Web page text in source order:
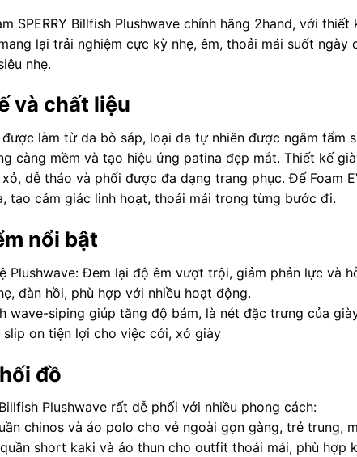
SPERRY Billfish Plushwave chính hãng 2hand, với
lại trải nghiệm cực kỳ nhẹ, êm, thoải mái suốt
nhẹ.
và chất liệu
được làm từ da bò sáp, loại da tự nhiên được ngâm tẩm
càng mềm và tạo hiệu ứng patina đẹp mắt. Thiết kế
dễ tháo và phối được đa dạng trang phục. Đế Foam
tạo cảm giác linh hoạt, thoải mái trong từng bước đi.
nổi bật
Plushwave: Đem lại độ êm vượt trội, giảm phản lực và
đàn hồi, phù hợp với nhiều hoạt động.
wave-siping giúp tăng độ bám, là nét đặc trưng của
slip on tiện lợi cho việc cởi, xỏ giày
đồ
Plushwave rất dễ phối với nhiều phong cách:
chinos và áo polo cho vẻ ngoài gọn gàng, trẻ trung,
short kaki và áo thun cho outfit thoải mái, phù hợp